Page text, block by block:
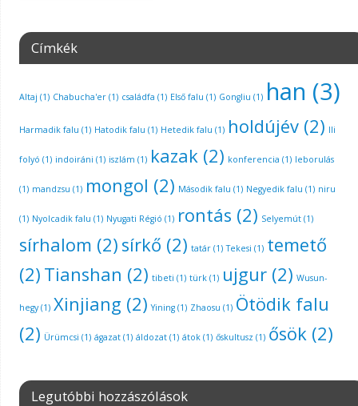
Címkék
Altaj (1) Chabucha'er(1) családfa (1) Első falu (1) Gongliu (1) han (3)
Harmadik falu (1) Hatodik falu (1) Hetedik falu (1) holdújév(2) Ili
folyó (1) indoiráni (1) iszlám (1) kazak(2) konferencia (1) leborulás
(1) mandzsu (1) mongol (2) Második falu (1) Negyedik falu (1) niru
(1) Nyolcadik falu (1) Nyugati Régió (1) rontás (2) Selyemút(1)
sírhalom (2) sírkő (2) tatár(1) Tekesi (1) temető
(2) Tianshan (2) tibeti (1) türk(1) ujgur(2) Wusun-
hegy(1) Xinjiang (2) Yining(1) Zhaosu (1) Ötödik falu
(2) Ürümcsi (1) ágazat(1) áldozat(1) átok(1) őskultusz (1) ősök(2)
Legutóbbi hozzászólások